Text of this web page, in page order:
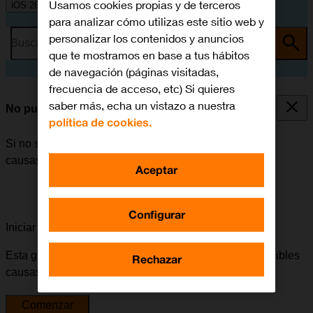
iOS 26
Busca por problema o tema
No puedo encender mi móvil
Si no se puede encender el móvil, puede haber varias
causas posibles al problema.
Iniciar la guía para solucionar tu problema
Esta guía te va a conducir a través de una serie de posibles
causas y soluciones al problema.
Comenzar
Usamos cookies propias y de terceros
para analizar cómo utilizas este sitio web y
personalizar los contenidos y anuncios
que te mostramos en base a tus hábitos
de navegación (páginas visitadas,
frecuencia de acceso, etc) Si quieres
saber más, echa un vistazo a nuestra
política de cookies.
Configurar
Rechazar
Aceptar